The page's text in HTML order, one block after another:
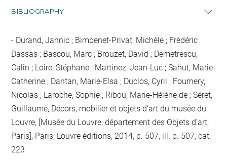
BIBLIOGRAPHY
Durand, Jannic ; Bimbenet-Privat, Michèle ; Frédéric
Dassas ; Bascou, Marc ; Brouzet, David ; Demetrescu,
Calin ; Loire, Stéphane ; Martinez, Jean-Luc ; Sahut, Marie-
Catherine ; Dantan, Marie-Elsa ; Duclos, Cyril ; Fournery,
Nicolas ; Laroche, Sophie ; Ribou, Marie-Hélène de ; Séret,
Guillaume, Décors, mobilier et objets d'art du musée du
Louvre, [Musée du Louvre, département des Objets d'art,
Paris], Paris, Louvre éditions, 2014, p. 507, ill. p. 507, cat.
223